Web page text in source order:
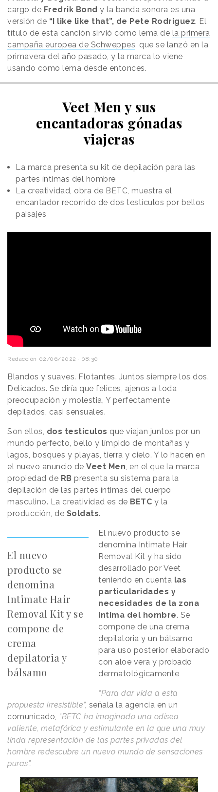
cargo de Fredrik Bond y la banda sonora es una
versión de “I like like that”, de Pete Rodríguez. El
título de esta canción sirvió como lema de la primera
campaña europea de Schweppes , que se lanzó en la
primavera del año pasado, y la marca lo viene
usando como lema desde entonces.
Veet Men y sus
encantadoras gónadas
viajeras
La marca presenta su kit de depilación para las
partes íntimas del hombre
La creatividad, obra de BETC, muestra el
encantador recorrido de dos testículos por bellos
paisajes
Redacción 02/06/2022 · 08:30
Blandos y suaves. Flotantes. Juntos siempre los dos.
Delicados. Se diría que felices, ajenos a toda
preocupación y molestia, Y perfectamente
depilados, casi sensuales.
Son ellos, dos testículos que viajan juntos por un
mundo perfecto, bello y límpido de montañas y
lagos, bosques y playas, tierra y cielo. Y lo hacen en
el nuevo anuncio de Veet Men, en el que la marca
propiedad de RB presenta su sistema para la
depilación de las partes íntimas del cuerpo
masculino. La creatividad es de BETC y la
producción, de Soldats.
El nuevo
producto se
denomina
Intimate Hair
Removal Kit y se
compone de
crema
depilatoria y
bálsamo
El nuevo producto se
denomina Intimate Hair
Removal Kit y ha sido
desarrollado por Veet
teniendo en cuenta las
particularidades y
necesidades de la zona
íntima del hombre. Se
compone de una crema
depilatoria y un bálsamo
para uso posterior elaborado
con aloe vera y probado
dermatológicamente
“Para dar vida a esta
propuesta irresistible”, señala la agencia en un
comunicado, “BETC ha imaginado una odisea
valiente, metafórica y estimulante en la que una muy
linda representación de las partes privadas del
hombre redescubre un nuevo mundo de sensaciones
puras”.